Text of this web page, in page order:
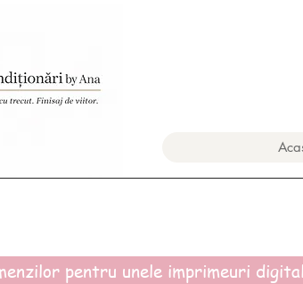
pentru unele imprimeuri